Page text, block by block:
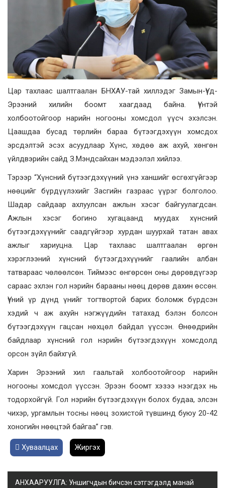
Цар тахлаас шалтгаалан БНХАУ-тай хиллэдэг Замын-Үүд-
Эрээний хилийн боомт хаагдаад байна. Үүнтэй
холбоотойгоор нарийн ногооны хомсдол үүсч эхэлсэн.
Цаашдаа бусад төрлийн бараа бүтээгдэхүүн хомсдох
эрсдэлтэй эсэх асуудлаар Хүнс, хөдөө аж ахуй, хөнгөн
үйлдвэрийн сайд З.Мэндсайхан мэдээлэл хийлээ.
Тэрээр “Хүнсний бүтээгдэхүүний үнэ ханшийг өсгөхгүйгээр
нөөцийг бүрдүүлэхийг Засгийн газраас үүрэг болголоо.
Шадар сайдаар ахлуулсан ажлын хэсэг байгуулагдсан.
Ажлын хэсэг богино хугацаанд муудах хүнсний
бүтээгдэхүүнийг саадгүйгээр хурдан шуурхай татан авах
ажлыг хариуцна. Цар тахлаас шалтгаалан өргөн
хэрэглээний хүнсний бүтээгдэхүүнийг гаалийн албан
татвараас чөлөөлсөн. Тиймээс өнгөрсөн оны дөрөвдүгээр
сараас эхлэн гол нэрийн барааны нөөц дөрөв дахин өссөн.
Үүний үр дүнд үнийг тогтвортой барих боломж бүрдсэн
хэдий ч аж ахуйн нэгжүүдийн татахад бэлэн болсон
бүтээгдэхүүн гацсан нөхцөл байдал үүссэн. Өнөөдрийн
байдлаар хүнсний гол нэрийн бүтээгдэхүүн хомсдолд
орсон зүйл байхгүй.
Харин Эрээний хил гаальтай холбоотойгоор нарийн
ногооны хомсдол үүссэн. Эрээн боомт хэзээ нээгдэх нь
тодорхойгүй. Гол нэрийн бүтээгдэхүүн болох будаа, элсэн
чихэр, ургамлын тосны нөөц зохистой түвшинд буюу 20-42
хоногийн нөөцтэй байгаа” гэв.
Хуваалцах Жиргэх
АНХААРУУЛГА: Уншигчдын бичсэн сэтгэгдэлд манай